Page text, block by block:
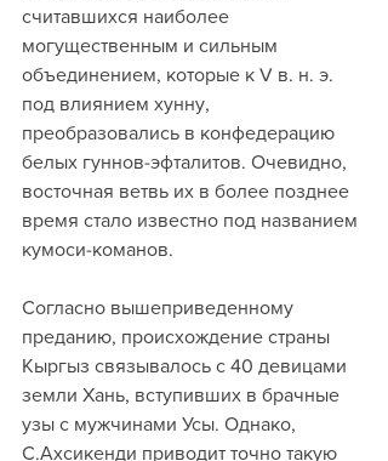
считавшихся наиболее
могущественным и сильным
объединением, которые к V в. н. э.
под влиянием хунну,
преобразовались в конфедерацию
белых гуннов-эфталитов. Очевидно,
восточная ветвь их в более позднее
время стало известно под названием
кумоси-команов.
Согласно вышеприведенному
преданию, происхождение страны
Кыргыз связывалось с 40 девицами
земли Хань, вступивших в брачные
узы с мужчинами Усы. Однако,
С.Ахсикенди приводит точно такую